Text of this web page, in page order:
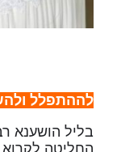
לההתפלל
בליל הושענא
החליטה